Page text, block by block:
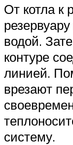
От котла к
водой.
контуре
линией.
врезают
систему.